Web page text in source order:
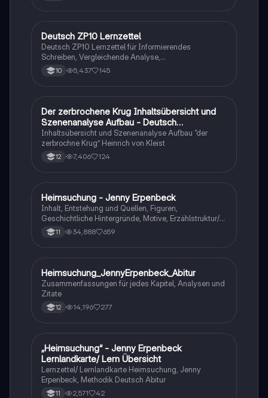
Deutsch
Deutsch ZP10 Lernzettel
Deutsch ZP10 Lernzettel für Informierendes
Schreiben, Vergleichende Analyse,
Sachtexte/Roman/Gedicht..
10 5,437 145
Deutsch
Der zerbrochene Krug Inhaltsübersicht und
Szenenanalyse Aufbau - Deutsch
Q1/Q2/Abitur
Inhaltsübersicht und Szenenanalyse Aufbau “der
zerbrochne Krug” Heinrich von Kleist
12 7,406 124
Deutsch
Heimsuchung - Jenny Erpenbeck
Inhalt, Entstehung und Quellen, Figuren,
Geschichtliche Hintergründe, Motive, Erzählstruktur/-
stil 11 34,888 659
Deutsch
Heimsuchung_JennyErpenbeck_Abitur
Zusammenfassungen für jedes Kapitel, Analysen und
Zitate
12 14,196 277
Deutsch
„Heimsuchung“ - Jenny Erpenbeck
Lernlandkarte/ Lern Übersicht
Lernzettel/ Lernlandkarte Heimsuchung, Jenny
Erpenbeck, Methodik Deutsch Abitur
11 2,571 42